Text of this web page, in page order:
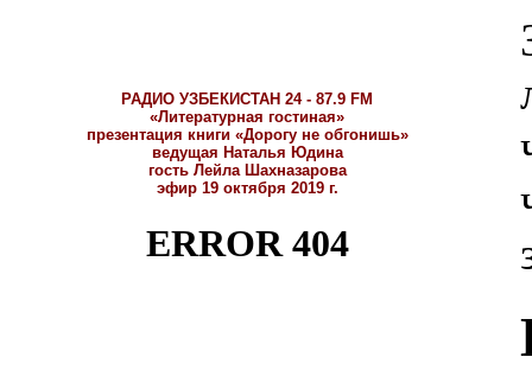
РАДИО УЗБЕКИСТАН 24 - 87.9 FM
«Литературная гостиная»
презентация книги «Дорогу не обгонишь»
ведущая Наталья Юдина
гость Лейла Шахназарова
эфир 19 октября 2019 г.